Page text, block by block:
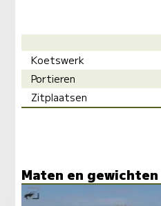
Koetswerk
Portieren
Zitplaatsen
Maten en gewichten